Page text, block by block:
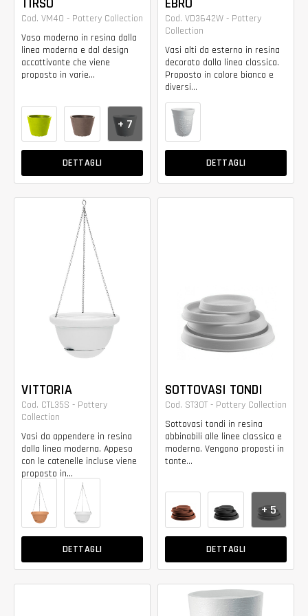
TIRSO
Cod. VM40 - Pottery Collection
Vaso moderno in resina dalla
linea moderna e dal design
accattivante che viene
proposto in varie...
DETTAGLI
+ 7
EBRO
Cod. VD3642W - Pottery
Collection
Vasi alti da esterno in resina
decorato dalla linea classica.
Proposto in colore bianco e
diversi...
DETTAGLI
VITTORIA
Cod. CTL35S - Pottery
Collection
Vasi da appendere in resina
dalla linea moderna. Appeso
con le catenelle incluse viene
proposto in...
DETTAGLI
SOTTOVASI TONDI
Cod. ST30T - Pottery Collection
Sottovasi tondi in resina
abbinabili alle linee classica e
moderna. Vengono proposti in
tante...
DETTAGLI
+ 5